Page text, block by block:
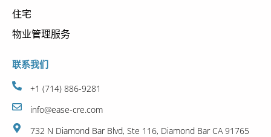
住宅
物业管理服务
联系我们
+1 (714) 886-9281
info@ease-cre.com
732 N Diamond Bar Blvd, Ste 116, Diamond Bar CA 91765